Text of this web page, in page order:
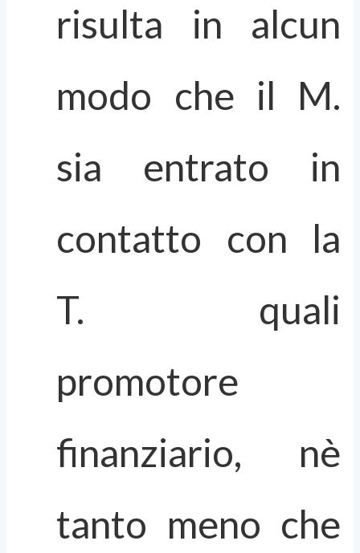
risulta in alcun
modo che il M.
sia entrato in
contatto con la
T. quali
promotore
finanziario, nè
tanto meno che